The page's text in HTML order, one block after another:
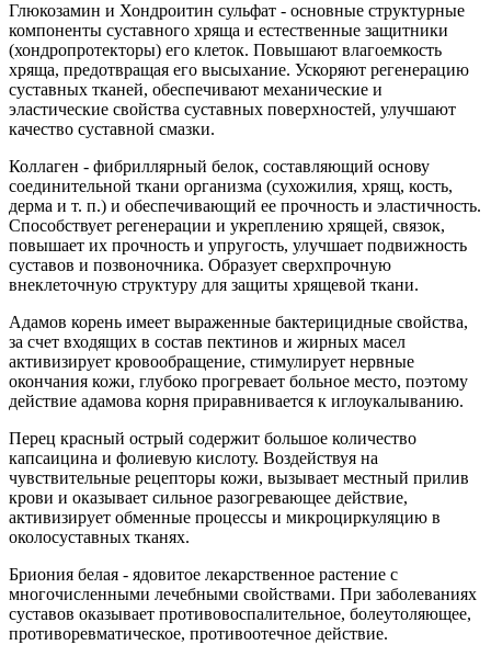
Глюкозамин и Хондроитин сульфат - основные структурные
компоненты суставного хряща и естественные защитники
(хондропротекторы) его клеток. Повышают влагоемкость
хряща, предотвращая его высыхание. Ускоряют регенерацию
суставных тканей, обеспечивают механические и
эластические свойства суставных поверхностей, улучшают
качество суставной смазки.
Коллаген - фибриллярный белок, составляющий основу
соединительной ткани организма (сухожилия, хрящ, кость,
дерма и т. п.) и обеспечивающий ее прочность и эластичность.
Способствует регенерации и укреплению хрящей, связок,
повышает их прочность и упругость, улучшает подвижность
суставов и позвоночника. Образует сверхпрочную
внеклеточную структуру для защиты хрящевой ткани.
Адамов корень имеет выраженные бактерицидные свойства,
за счет входящих в состав пектинов и жирных масел
активизирует кровообращение, стимулирует нервные
окончания кожи, глубоко прогревает больное место, поэтому
действие адамова корня приравнивается к иглоукалыванию.
Перец красный острый содержит большое количество
капсаицина и фолиевую кислоту. Воздействуя на
чувствительные рецепторы кожи, вызывает местный прилив
крови и оказывает сильное разогревающее действие,
активизирует обменные процессы и микроциркуляцию в
околосуставных тканях.
Бриония белая - ядовитое лекарственное растение с
многочисленными лечебными свойствами. При заболеваниях
суставов оказывает противовоспалительное, болеутоляющее,
противоревматическое, противоотечное действие.